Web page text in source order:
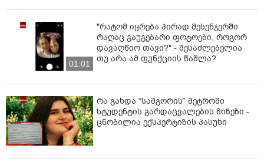
01:01
"რატომ იყრება პირად მესენჯერში
რაღაც გაუგებარი ფოტოები, როგორ
დავაღწიო თავი?" - შესაძლებელია
თუ არა ამ ფუნქციის წაშლა?
რა გახდა “სამგორის” მეტროში
სტუდენტის გარდაცვალების მიზეზი -
ცნობილია ექსპერტიზის პასუხი